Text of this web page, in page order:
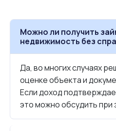
Можно ли получить
недвижимость без
Да, во многих случаях
оценке объекта и
Если доход
это можно обсудить при